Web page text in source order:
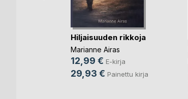
Hiljaisuuden rikkoja
Marianne Airas
12,99 € E-kirja
29,93 € Painettu kirja